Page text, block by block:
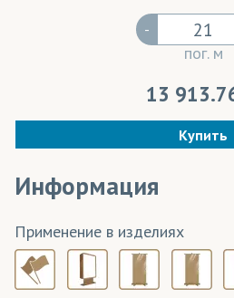
-
пог. м
13
Купить
Информация
Применение в изделиях